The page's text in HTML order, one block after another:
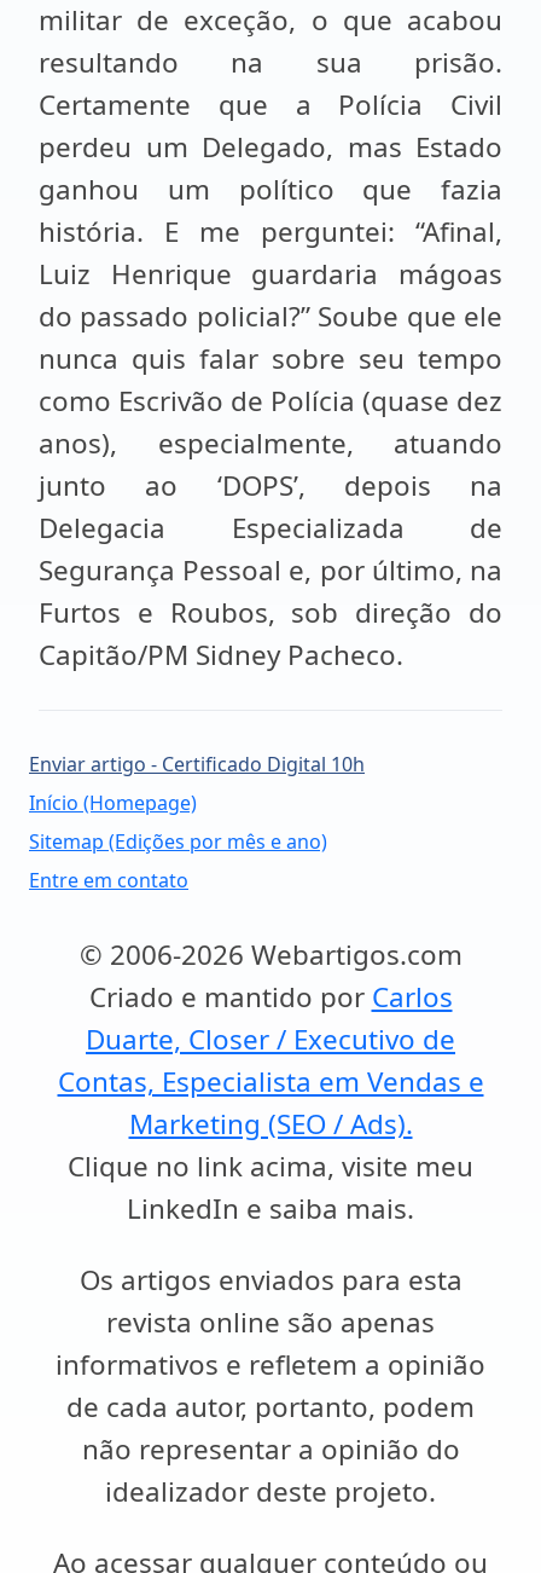
militar de exceção, o que acabou
resultando na sua prisão.
Certamente que a Polícia Civil
perdeu um Delegado, mas Estado
ganhou um político que fazia
história. E me perguntei: “Afinal,
Luiz Henrique guardaria mágoas
do passado policial?” Soube que ele
nunca quis falar sobre seu tempo
como Escrivão de Polícia (quase dez
anos), especialmente, atuando
junto ao ‘DOPS’, depois na
Delegacia Especializada de
Segurança Pessoal e, por último, na
Furtos e Roubos, sob direção do
Capitão/PM Sidney Pacheco.
Enviar artigo - Certificado Digital 10h
Início (Homepage)
Sitemap (Edições por mês e ano)
Entre em contato
© 2006-2026 Webartigos.com
Criado e mantido por Carlos
Duarte, Closer / Executivo de
Contas, Especialista em Vendas e
Marketing (SEO / Ads).
Clique no link acima, visite meu
LinkedIn e saiba mais.
Os artigos enviados para esta
revista online são apenas
informativos e refletem a opinião
de cada autor, portanto, podem
não representar a opinião do
idealizador deste projeto.
Ao acessar qualquer conteúdo ou